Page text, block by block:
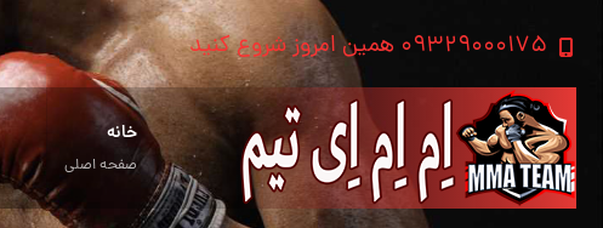
۰۹۳۲۹۰۰۰۱۷۵ همین امروز شروع کنید
خانه
صفحه اصلی